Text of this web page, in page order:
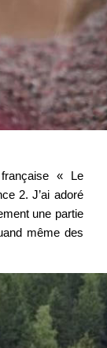
« Le
2. J’ai adoré
une partie
même des